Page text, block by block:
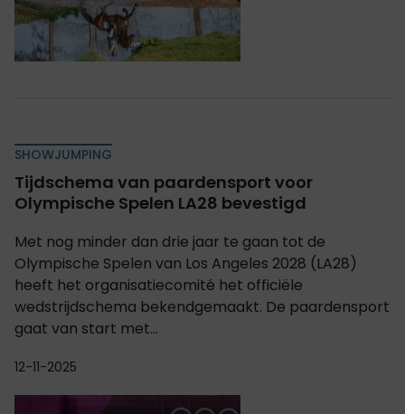
SHOWJUMPING
Tijdschema van paardensport voor
Olympische Spelen LA28 bevestigd
Met nog minder dan drie jaar te gaan tot de
Olympische Spelen van Los Angeles 2028 (LA28)
heeft het organisatiecomité het officiële
wedstrijdschema bekendgemaakt. De paardensport
gaat van start met...
12-11-2025